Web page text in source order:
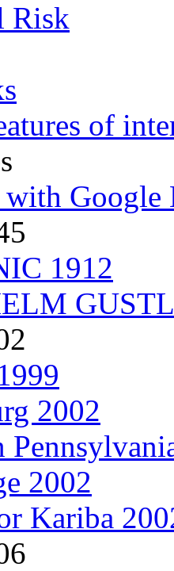
Risk
of
with Google
1912
2002
2002
Kariba